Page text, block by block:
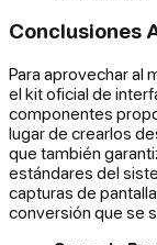
Conclusiones
Para aprovechar al
el kit oficial de
componentes
lugar de crearlos
que también
estándares del
capturas de
conversión que se